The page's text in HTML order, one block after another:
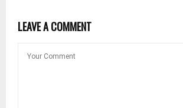
LEAVE A COMMENT